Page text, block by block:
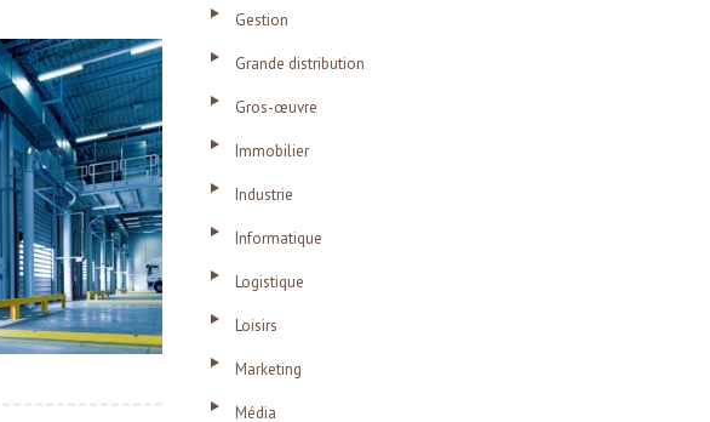
Gestion
Grande distribution
Gros-œuvre
Immobilier
Industrie
Informatique
Logistique
Loisirs
Marketing
Média